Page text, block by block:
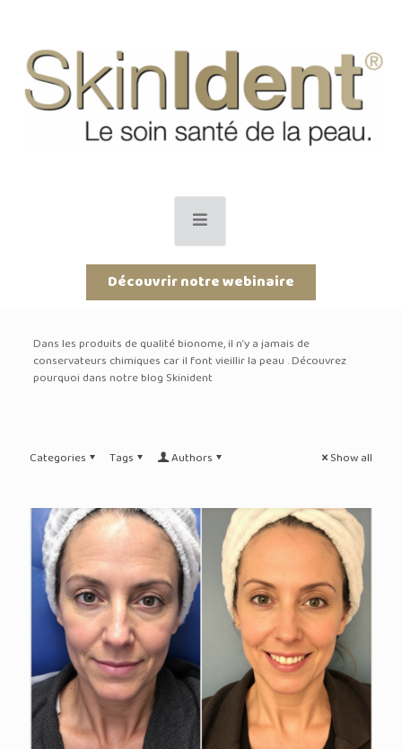
Découvrir notre webinaire
Dans les produits de qualité bionome, il n’y a jamais de
conservateurs chimiques car il font vieillir la peau . Découvrez
pourquoi dans notre blog Skinident
Categories Tags Authors Show all